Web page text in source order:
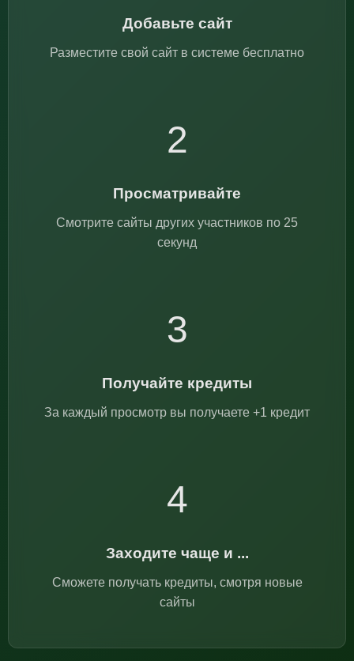
Добавьте сайт
Разместите свой сайт в системе бесплатно
2
Просматривайте
Смотрите сайты других участников по 25
секунд
3
Получайте кредиты
За каждый просмотр вы получаете +1 кредит
4
Заходите чаще и ...
Сможете получать кредиты, смотря новые
сайты